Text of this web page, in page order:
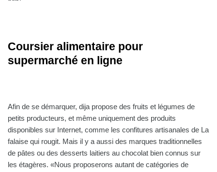
Coursier alimentaire pour
supermarché en ligne
Afin de se démarquer, dija propose des fruits et légumes de
petits producteurs, et même uniquement des produits
disponibles sur Internet, comme les confitures artisanales de La
falaise qui rougit. Mais il y a aussi des marques traditionnelles
de pâtes ou des desserts laitiers au chocolat bien connus sur
les étagères. «Nous proposerons autant de catégories de